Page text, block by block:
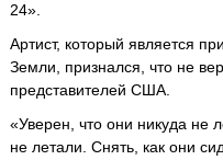
24».
Артист, который является
Земли, признался, что не
представителей США.
«Уверен, что они никуда не
не летали. Снять, как они